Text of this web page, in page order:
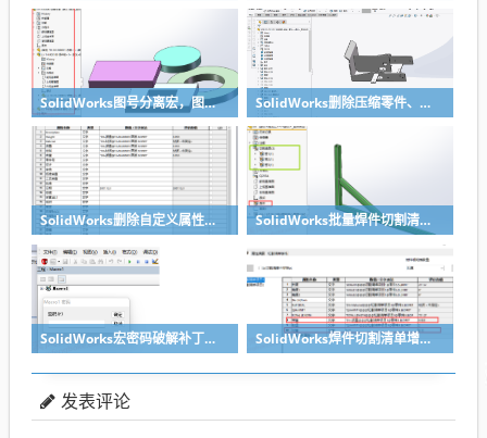
SolidWorks图号分离宏，图号名称装配体自动遍历所有零件自动更新 SolidWorks删除压缩零件、特征、配合宏，让设计树更整洁
SolidWorks删除自定义属性宏+配置特定宏 SolidWorks批量焊件切割清单带属性导出零件宏，方便实用
SolidWorks宏密码破解补丁，适合所有带密码的宏 SolidWorks焊件切割清单增加单重总重属性宏
发表评论